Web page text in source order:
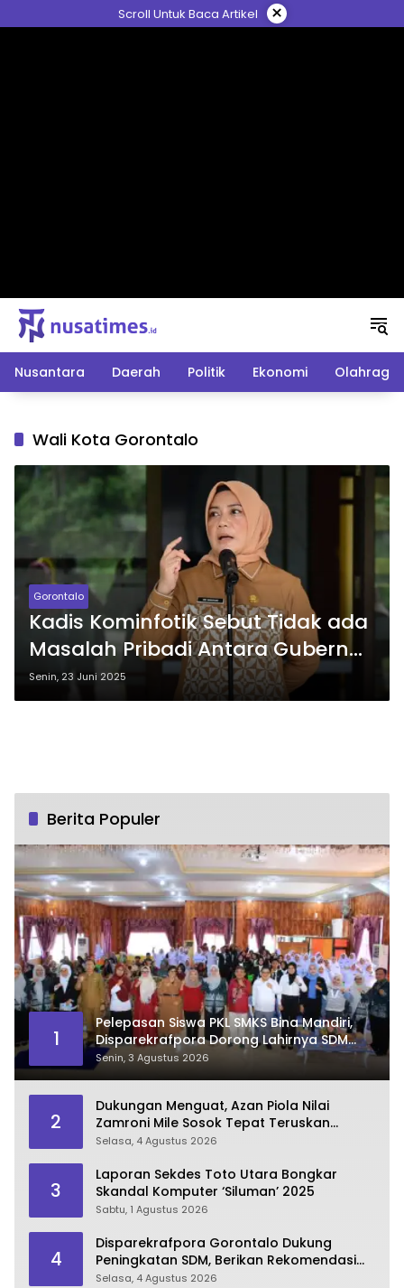
ke
Scroll Untuk Baca Artikel ×
Nusantara Daerah Politik Ekonomi Olahraga
Wali Kota Gorontalo
Gorontalo
Kadis Kominfotik Sebut Tidak ada
Masalah Pribadi Antara Gubernur
Gorontalo dan Wali Kota
Senin, 23 Juni 2025
Berita Populer
1
Pelepasan Siswa PKL SMKS Bina Mandiri,
Disparekrafpora Dorong Lahirnya SDM
Pariwisata Unggul
Senin, 3 Agustus 2026
2
Dukungan Menguat, Azan Piola Nilai
Zamroni Mile Sosok Tepat Teruskan
Pembangunan Bone Bolango
Selasa, 4 Agustus 2026
3
Laporan Sekdes Toto Utara Bongkar
Skandal Komputer ‘Siluman’ 2025
Sabtu, 1 Agustus 2026
4
Disparekrafpora Gorontalo Dukung
Peningkatan SDM, Berikan Rekomendasi
Studi S3 bagi Pegawai
Selasa, 4 Agustus 2026